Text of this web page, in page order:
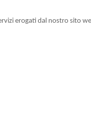
erogati dal nostro sito